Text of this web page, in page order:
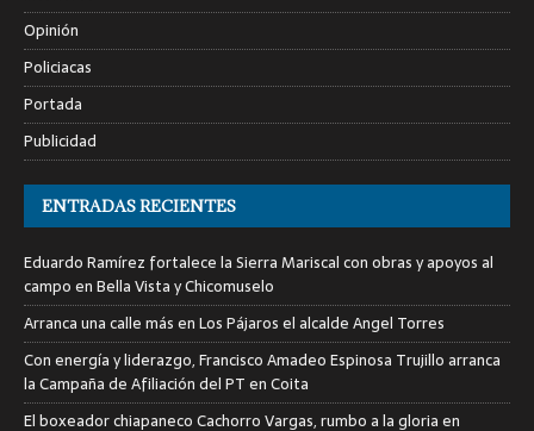
Opinión
Policiacas
Portada
Publicidad
ENTRADAS RECIENTES
Eduardo Ramírez fortalece la Sierra Mariscal con obras y apoyos al
campo en Bella Vista y Chicomuselo
Arranca una calle más en Los Pájaros el alcalde Angel Torres
Con energía y liderazgo, Francisco Amadeo Espinosa Trujillo arranca
la Campaña de Afiliación del PT en Coita
El boxeador chiapaneco Cachorro Vargas, rumbo a la gloria en